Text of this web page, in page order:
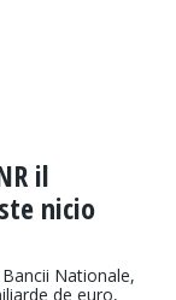
il
nicio
Nationale,
de euro,